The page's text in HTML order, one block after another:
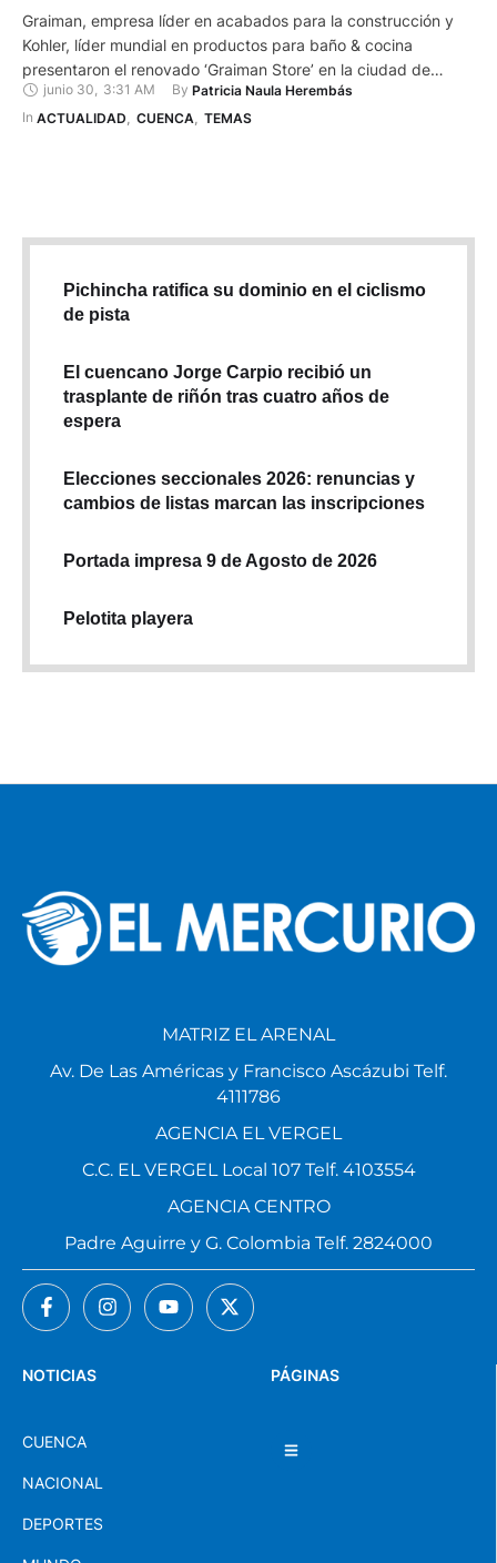
Graiman, empresa líder en acabados para la construcción y
Kohler, líder mundial en productos para baño & cocina
presentaron el renovado ‘Graiman Store’ en la ciudad de
Cuenca. Esta alianza, que se mantiene desde el 2022, permite
ofrecer diseños que marcan la diferencia en el mercado
junio 30, 3:31 AM By Patricia Naula Herembás
In ACTUALIDAD CUENCA TEMAS
Pichincha ratifica su dominio en el ciclismo
de pista
El cuencano Jorge Carpio recibió un
trasplante de riñón tras cuatro años de
espera
Elecciones seccionales 2026: renuncias y
cambios de listas marcan las inscripciones
Portada impresa 9 de Agosto de 2026
Pelotita playera
PÁGINAS
NOTICIAS
CUENCA
NACIONAL
DEPORTES
MATRIZ EL ARENAL
Av. De Las Américas y Francisco Ascázubi Telf.
4111786
AGENCIA EL VERGEL
C.C. EL VERGEL Local 107 Telf. 4103554
AGENCIA CENTRO
Padre Aguirre y G. Colombia Telf. 2824000